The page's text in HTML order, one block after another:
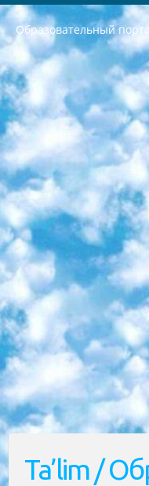
Образовательный
РЕСПУБЛИКА УЗБЕКИСТАН МИНИСТРЕРСТВО ДОШКОЛЬНОГО И ШКОЛЬНОГО ОБРАЗОВАНИЯ КОМАНДА в общеобразовательных учреждениях в 2023-2024 учебном году организация и проведение итоговой государственной аттестации обучающихся о Министра дошкольного и школьного образования Республики Узбекистан от 4 марта 2008 года (постановлением Минюста от 20 марта 2008 года № 1778 государственной регистрации) «Итоговое состояние учащихся общего среднего образования на основании положения об утверждении положения об аттестации общего среднего образования выпускной экзамен студентов в образовательных учреждениях в 2023-2024 учебном году В целях организации и прохождения аттестации приказываю: 1. Следующее: перечень предметов, по которым будет проводиться итоговая государственная аттестация и экзамен формы перевода согласно приложению 1; сертификаты международного образца, оценивающие уровень владения иностранными языками перечень согласно приложению 2; 2. Педагогический при специализированных образовательных учреждениях. научно-практический центр квалификации и международной оценки (Д.Давидова) 2024 г. До 25 марта: задания по предметам, по которым будет проводиться итоговая аттестация разработка и утверждение технических условий; итоговая аттестация на основании разработанного предметного задания разработка вопросов по предметам (устно и письменно), экзамен передача; общеобразовательные средние школы и специальные учебные заведения учащиеся выпускных классов школ и интернатов в агентской системе подготовка базы данных экзаменационных материалов и критериев оценки; перевод базы экзаменационных материалов на все языки обучения подать в Республиканский образовательный центр для изготовления; варианты экзаменов на основе разработанных контрольных материалов пусть будут поставлены задачи формирования. 3. Республиканский образовательный центр (Ш.Худайкулов) до 5 апреля 2024 года. до: база данных предоставленных экзаменационных материалов на все языки обучения перевод и экспертиза; для слепых, слабовидящих, глухих, слабослышащих и умственно отсталых детей учащиеся выпускных классов специализированных школ и школ-интернатов база данных экзаменационных материалов на всех преподаваемых языках подготовка критериев оценки; специализированные школы для умственно отсталых детей и технологии для учащихся выпускных классов школ-интернатов разработка соответствующих рекомендаций и критериев проведения ЕГЭ по естествознанию давать задания. 4. Педагогический при специализированных образовательных учреждениях. Научно-практический центр навыков и международной оценки (Д.Давидова), Республика образовательный центр (Худайкулов Ш.) итоговый государственный аттестационный экзамен ориентирован на творческое и логическое мышление при подготовке базы материалов учитывать введение заданий. 5. Следует отметить, что: сертификат государственного образца о знании общеобразовательного предмета и как минимум национальный уровень B1 по предметам на иностранных языках, указанным в Приложении 2. или международно признанный сертификат эквивалентного уровня студенты, изучающие определенный предмет, освобождаются от экзамена; по соответствующим предметам запланирована итоговая государственная аттестация за день до дня, путем жеребьевки Рабочей группой (в письменной форме по предметам, проводимым в форме) из числа сформированных вариантов выбрано 2 варианта; 2 выбранных варианта экзамена анонсированы на официальном сайте министерства и все выпускники по всей стране на основе этих вариантов проводит итоговую государственную аттестацию. 6. Государственное образование учащихся средних общеобразовательных учреждений. знания в соответствии с квалификационными требованиями, которые необходимо приобрести на основании стандартов итоговый (выпускной) контроль для 9 и 11 классов в целях тестирования Экзамены (далее – экзамены) состоят из предметов, перечисленных в приложении 1. будет сделано. 7. Экзамены пройдут с 26 мая по 15 июня 2024 г. (кроме науки физического воспитания). 8. Физическая для учащихся 9 классов общесредних образовательных учреждений. Экзамены по предмету «Образование, квалификация медицина» 1-6 мая 2024 года. сотрудники перевести под присмотр (с отклонениями в физическом или умственном развитии) специализированная школа для детей, школы-интернаты и со сколиозом школы-интернаты санаторного типа для больных детей исключены). 9. Он был слепым, слабовидящим и имел нарушения опорно-двигательного аппарата. экзамены в специализированных школах и интернатах для детей должны проводиться исходя из требований, предъявляемых к общеобразовательным учреждениям (физкультура кроме науки). 10. Специализированная школа для глухих и слабослышащих детей. и экзамены в интернатах и быть реализован в виде письменного теста по математике. 11. Специальность для умственно отсталых детей. Для 9 класса Родной язык и
Ta’lim /